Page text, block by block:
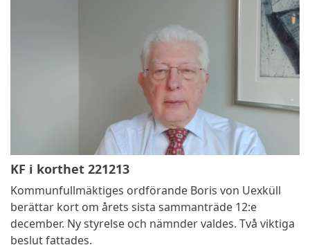
KF i korthet 221213
Kommunfullmäktiges ordförande Boris von Uexküll
berättar kort om årets sista sammanträde 12:e
december. Ny styrelse och nämnder valdes. Två viktiga
beslut fattades.